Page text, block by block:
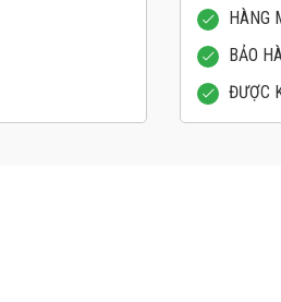
HÀNG
BẢO
ĐƯỢC